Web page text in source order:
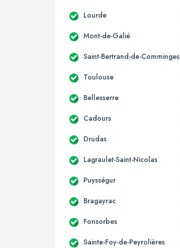
Lourde
Mont-de-Galié
Saint-Bertrand-de-Comminges
Toulouse
Bellesserre
Cadours
Drudas
Lagraulet-Saint-Nicolas
Puysségur
Bragayrac
Fonsorbes
Sainte-Foy-de-Peyrolières